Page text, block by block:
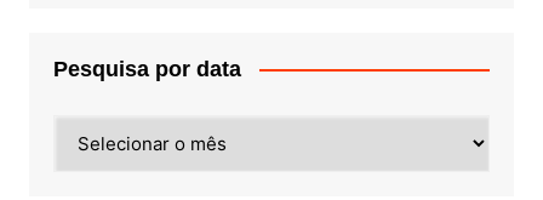
Pesquisa por data
por